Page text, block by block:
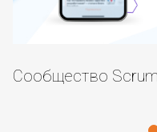
Сообщество